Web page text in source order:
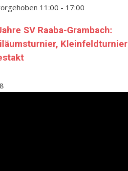
11:00 - 17:00
SV Raaba-Grambach:
Kleinfeldturnier
8